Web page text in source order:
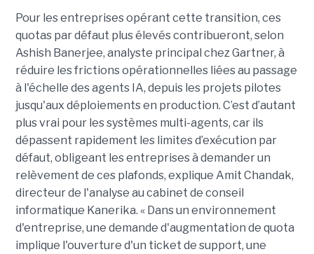
Pour les entreprises opérant cette transition, ces
quotas par défaut plus élevés contribueront, selon
Ashish Banerjee, analyste principal chez Gartner, à
réduire les frictions opérationnelles liées au passage
à l'échelle des agents IA, depuis les projets pilotes
jusqu'aux déploiements en production. C’est d’autant
plus vrai pour les systèmes multi-agents, car ils
dépassent rapidement les limites d’exécution par
défaut, obligeant les entreprises à demander un
relèvement de ces plafonds, explique Amit Chandak,
directeur de l'analyse au cabinet de conseil
informatique Kanerika. « Dans un environnement
d'entreprise, une demande d'augmentation de quota
implique l'ouverture d'un ticket de support, une